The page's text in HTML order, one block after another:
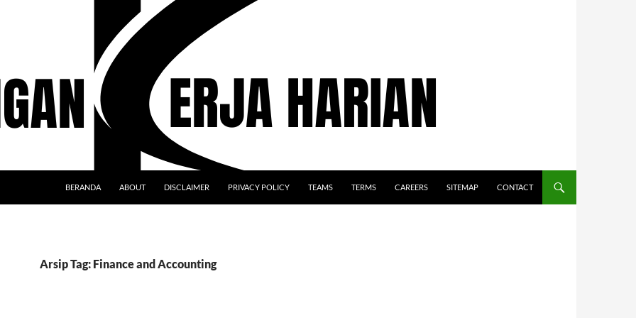
BERANDA ABOUT DISCLAIMER PRIVACY POLICY TEAMS TERMS CAREERS SITEMAP CONTACT
Arsip Tag: Finance and Accounting